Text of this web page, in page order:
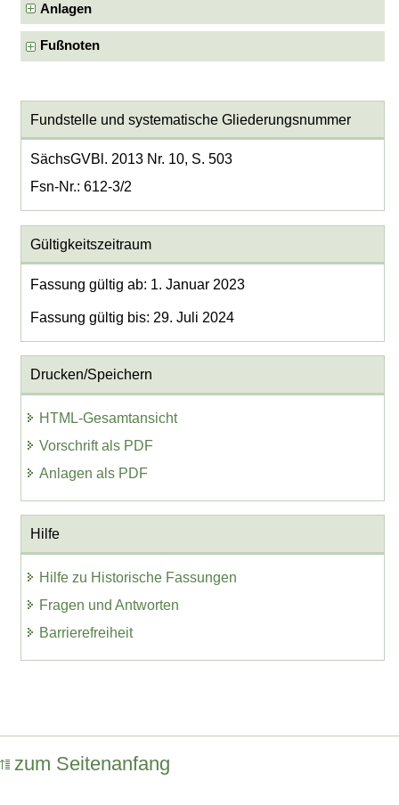
Anlagen
Fußnoten
Fundstelle und systematische Gliederungsnummer
SächsGVBl. 2013 Nr. 10, S. 503
Fsn-Nr.: 612-3/2
Gültigkeitszeitraum
Fassung gültig ab: 1. Januar 2023
Fassung gültig bis: 29. Juli 2024
Drucken/Speichern
HTML-Gesamtansicht
Vorschrift als PDF
Anlagen als PDF
Hilfe
Hilfe zu Historische Fassungen
Fragen und Antworten
Barrierefreiheit
zum Seitenanfang